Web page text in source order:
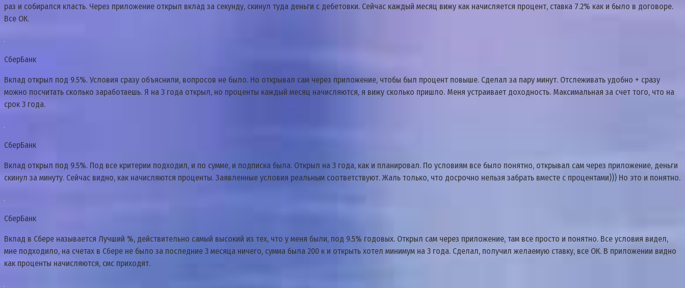
раз и собирался класть. Через приложение открыл вклад за секунду, скинул туда деньги с дебетовки. Сейчас каждый месяц вижу как начисляется процент, ставка 7.2% как и было в договоре.
Все ОК.
СберБанк
Вклад открыл под 9.5%. Условия сразу объяснили, вопросов не было. Но открывал сам через приложение, чтобы был процент повыше. Сделал за пару минут. Отслеживать удобно + сразу
можно посчитать сколько заработаешь. Я на 3 года открыл, но проценты каждый месяц начисляются, я вижу сколько пришло. Меня устраивает доходность. Максимальная за счет того, что на
срок 3 года.
СберБанк
Вклад открыл под 9.5%. Под все критерии подходил, и по сумме, и подписка была. Открыл на 3 года, как и планировал. По условиям все было понятно, открывал сам через приложение, деньги
скинул за минуту. Сейчас видно, как начисляются проценты. Заявленные условия реальным соответствуют. Жаль только, что досрочно нельзя забрать вместе с процентами))) Но это и понятно.
СберБанк
Вклад в Сбере называется Лучший %, действительно самый высокий из тех, что у меня были, под 9.5% годовых. Открыл сам через приложение, там все просто и понятно. Все условия видел,
мне подходило, на счетах в Сбере не было за последние 3 месяца ничего, сумма была 200 к и открыть хотел минимум на 3 года. Сделал, получил желаемую ставку, все ОК. В приложении видно
как проценты начисляются, смс приходят.